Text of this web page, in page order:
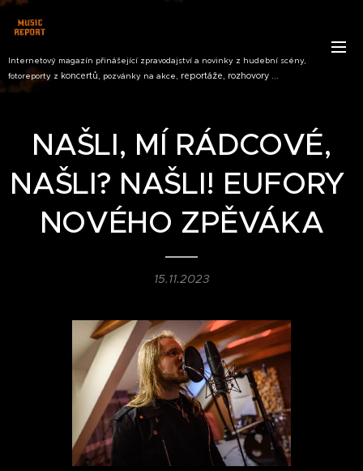
Internetový magazín přinášející zpravodajství a novinky z hudební scény,
fotoreporty z koncertů, pozvánky na akce, reportáže, rozhovory ...
NAŠLI, MÍ RÁDCOVÉ,
NAŠLI? NAŠLI! EUFORY
NOVÉHO ZPĚVÁKA
15.11.2023